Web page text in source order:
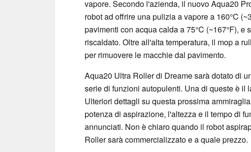
vapore. Secondo l'azienda, il nuovo Aqua20
robot ad offrire una pulizia a vapore a 160°C
pavimenti con acqua calda a 75°C (~167°F),
riscaldato. Oltre all'alta temperatura, il mop a
per rimuovere le macchie dal pavimento.
Aqua20 Ultra Roller di Dreame sarà dotato di
serie di funzioni autopulenti. Una di queste è il
Ulteriori dettagli su questa prossima
potenza di aspirazione, l'altezza e il tempo di
annunciati. Non è chiaro quando il robot
Roller sarà commercializzato e a quale prezzo.